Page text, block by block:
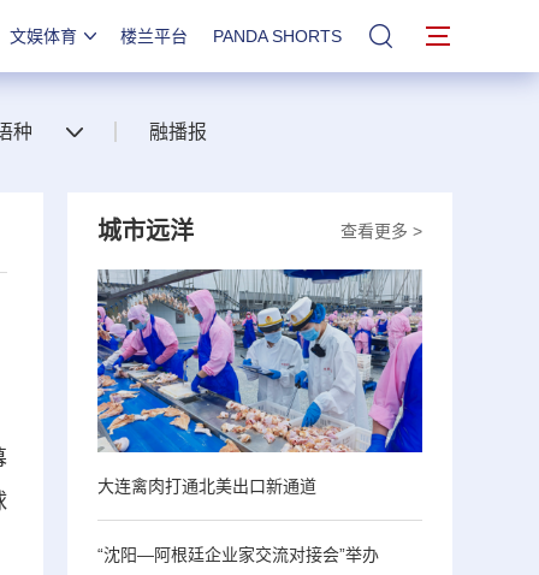
文娱体育 楼兰平台 PANDA SHORTS 站内搜索
种 融播报
查看更多 >
城市远洋
大连禽肉打通北美出口新通道
“沈阳—阿根廷企业家交流对接会”举办